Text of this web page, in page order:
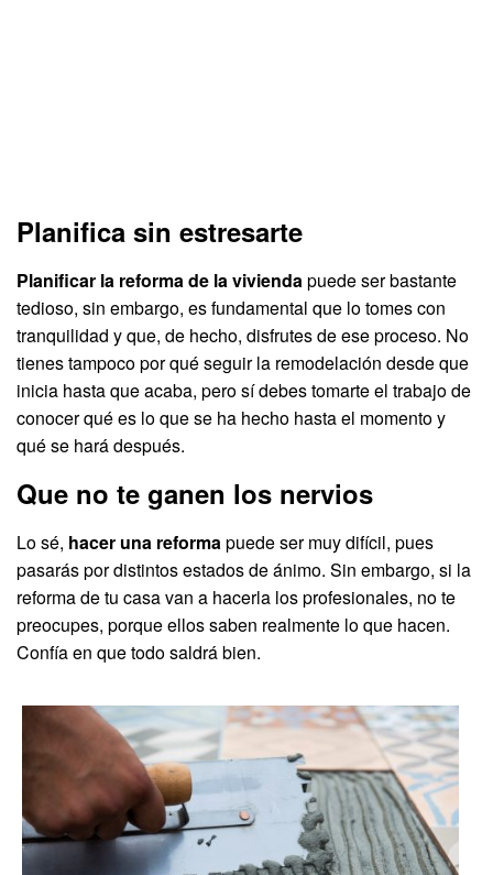
Planifica sin estresarte
Planificar la reforma de la viviendapuede ser bastante
tedioso, sin embargo, es fundamental que lo tomes con
tranquilidad y que, de hecho, disfrutes de ese proceso. No
tienes tampoco por qué seguir la remodelación desde que
inicia hasta que acaba, pero sí debes tomarte el trabajo de
conocer qué es lo que se ha hecho hasta el momento y
qué se hará después.
Que no te ganen los nervios
Lo sé, hacer una reformapuede ser muy difícil, pues
pasarás por distintos estados de ánimo. Sin embargo, si la
reforma de tu casa van a hacerla los profesionales, no te
preocupes, porque ellos saben realmente lo que hacen.
Confía en que todo saldrá bien.